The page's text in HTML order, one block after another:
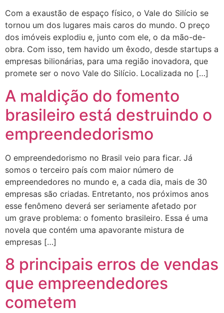
Com a exaustão de espaço físico, o Vale do Silício se
tornou um dos lugares mais caros do mundo. O preço
dos imóveis explodiu e, junto com ele, o da mão-de-
obra. Com isso, tem havido um êxodo, desde startups a
empresas bilionárias, para uma região inovadora, que
promete ser o novo Vale do Silício. Localizada no […]
A maldição do fomento
brasileiro está destruindo o
empreendedorismo
O empreendedorismo no Brasil veio para ficar. Já
somos o terceiro país com maior número de
empreendedores no mundo e, a cada dia, mais de 30
empresas são criadas. Entretanto, nos próximos anos
esse fenômeno deverá ser seriamente afetado por
um grave problema: o fomento brasileiro. Essa é uma
novela que contém uma apavorante mistura de
empresas […]
8 principais erros de vendas
que empreendedores
cometem